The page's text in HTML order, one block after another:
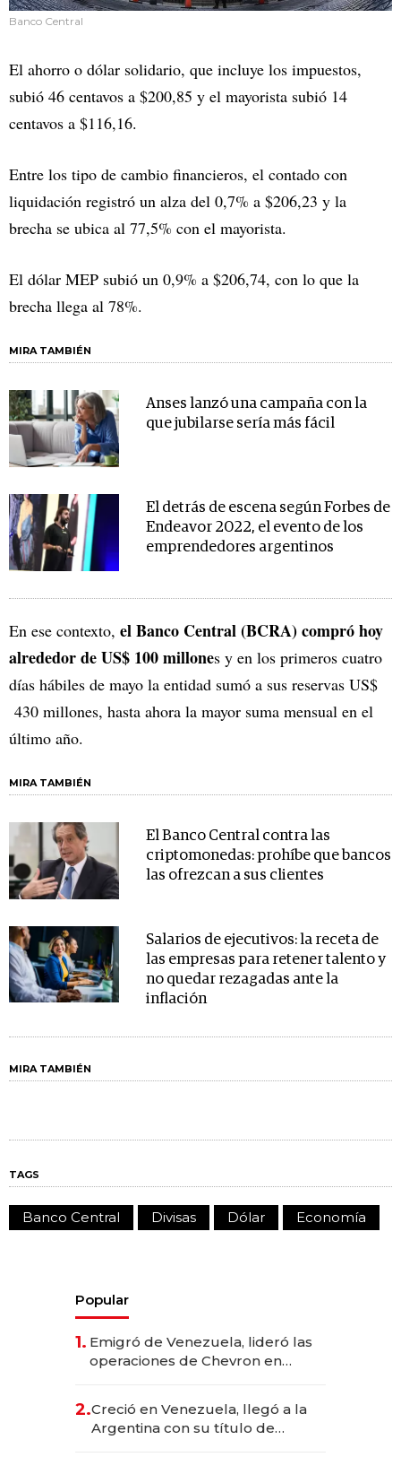
Banco Central
El ahorro o dólar solidario, que incluye los impuestos,
subió 46 centavos a $200,85 y el mayorista subió 14
centavos a $116,16.
Entre los tipo de cambio financieros, el contado con
liquidación registró un alza del 0,7% a $206,23 y la
brecha se ubica al 77,5% con el mayorista.
El dólar MEP subió un 0,9% a $206,74, con lo que la
brecha llega al 78%.
MIRA TAMBIÉN
Anses lanzó una campaña con la
que jubilarse sería más fácil
El detrás de escena según Forbes de
Endeavor 2022, el evento de los
emprendedores argentinos
En ese contexto, el Banco Central (BCRA) compró hoy
alrededor de US$ 100 millones y en los primeros cuatro
días hábiles de mayo la entidad sumó a sus reservas US$
430 millones, hasta ahora la mayor suma mensual en el
último año.
MIRA TAMBIÉN
El Banco Central contra las
criptomonedas: prohíbe que bancos
las ofrezcan a sus clientes
Salarios de ejecutivos: la receta de
las empresas para retener talento y
no quedar rezagadas ante la
inflación
MIRA TAMBIÉN
TAGS
Banco Central Divisas Dólar Economía
Popular
1. Emigró de Venezuela, lideró las
operaciones de Chevron en
2.Creció en Venezuela, llegó a la
Argentina con su título de